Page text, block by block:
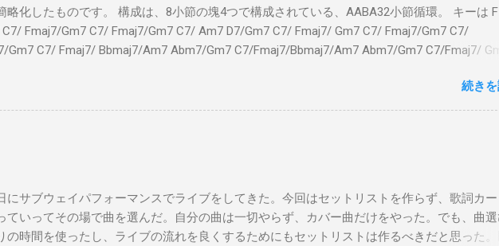
略化したものです。 構成は、8小節の塊4つで構成されている、AABA32小節循環。 キーは
Fmaj7/Gm7 C7/ Fmaj7/Gm7 C7/ Am7 D7/Gm7 C7/ Fmaj7/ Gm7 C7/ Fmaj7/Gm7 C7/
Gm7 C7/ Fmaj7/ Bbmaj7/Am7 Abm7/Gm7 C7/Fmaj7/Bbmaj7/Am7 Abm7/Gm7 C7/Fmaj7/
ドシューズ Gm7 C7 Am とてもお気に入りなのさ D7 Gm7 C7 Fmaj7 どこへ
Fmaj7 僕のスウェードシューズ Gm7 C7 Fmaj7 先の尖ったシューズ
のさ D7 Gm7 C7 Fmaj7 いつも気分最高 Bbmaj7 Am7 Abm7 こい...
続き
にサブウェイパフォーマンスでライブをしてきた。今回はセットリストを作らず、歌詞カ
ていってその場で曲を選んだ。自分の曲は一切やらず、カバー曲だけをやった。でも、曲
の時間を使ったし、ライブの流れを良くするためにもセットリストは作るべきだと思った